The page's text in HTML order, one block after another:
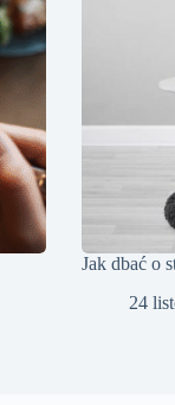
Jak dbać o
24